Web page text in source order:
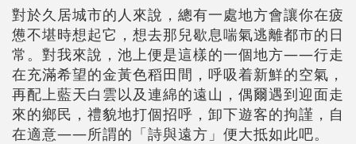
對於久居城市的人來說，總有一處地方會讓你在疲
憊不堪時想起它，想去那兒歇息喘氣逃離都市的日
常。對我來說，池上便是這樣的一個地方——行走
在充滿希望的金黃色稻田間，呼吸着新鮮的空氣，
再配上藍天白雲以及連綿的遠山，偶爾遇到迎面走
來的鄉民，禮貌地打個招呼，卸下遊客的拘謹，自
在適意——所謂的「詩與遠方」便大抵如此吧。